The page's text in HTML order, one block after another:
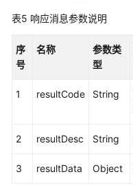
访
录
载
表5 响应消息参数说明
序
号
名称
参数类
型
1 resultCode String
2 resultDesc String
3 resultData Object